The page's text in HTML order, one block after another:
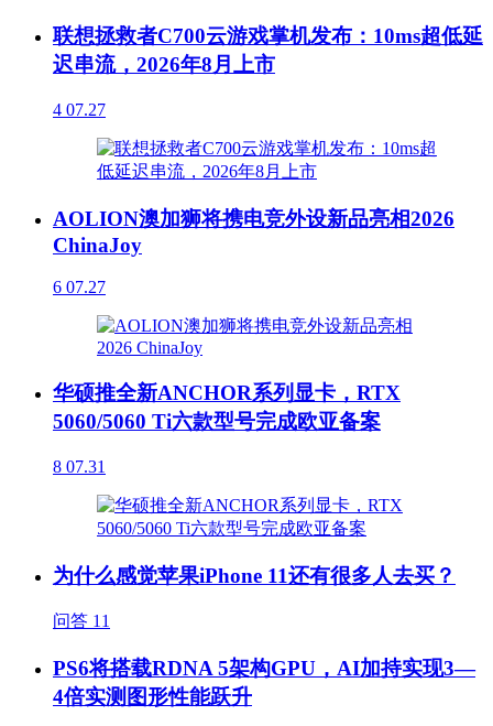
联想拯救者C700云游戏掌机发布：10ms超低延
迟串流，2026年8月上市
4 07.27
AOLION澳加狮将携电竞外设新品亮相2026
ChinaJoy
6 07.27
华硕推全新ANCHOR系列显卡，RTX
5060/5060 Ti六款型号完成欧亚备案
8 07.31
为什么感觉苹果iPhone 11还有很多人去买？
问答 11
PS6将搭载RDNA 5架构GPU，AI加持实现3—
4倍实测图形性能跃升